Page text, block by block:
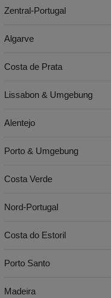
Zentral-Portugal
Algarve
Costa de Prata
Lissabon & Umgebung
Alentejo
Porto & Umgebung
Costa Verde
Nord-Portugal
Costa do Estoril
Porto Santo
Madeira